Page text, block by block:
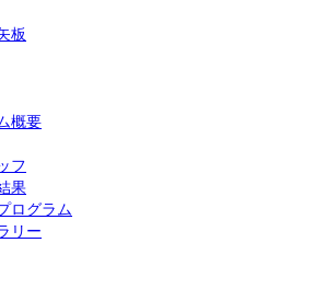
板
概要
フ
果
ログラム
リー